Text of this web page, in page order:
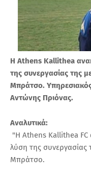
Η Athens Kallithea
της συνεργασίας της
Μπράτσο.
Αντώνης Πριόνας.
Αναλυτικά:
"Η Athens Kallithea FC
λύση της συνεργασίας
Μπράτσο.